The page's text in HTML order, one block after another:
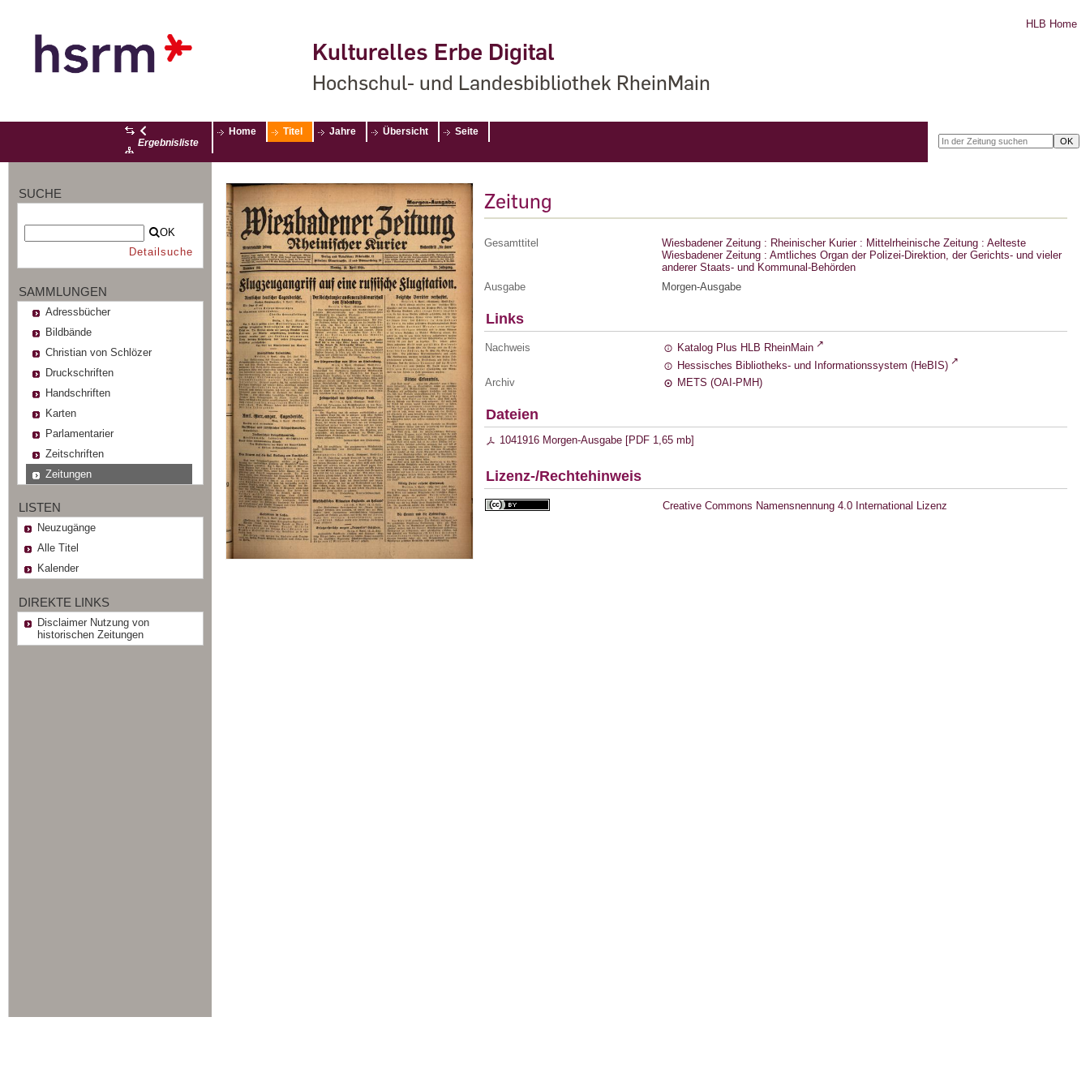
Kulturelles Erbe Digital
Hochschul- und Landesbibliothek RheinMain
HLB Home
Ergebnisliste
Home Titel Jahre Übersicht Seite
SUCHE
OK
Detailsuche
SAMMLUNGEN
Adressbücher
Bildbände
Christian von Schlözer
Druckschriften
Handschriften
Karten
Parlamentarier
Zeitschriften
Zeitungen
LISTEN
Neuzugänge
Alle Titel
Kalender
DIREKTE LINKS
Disclaimer Nutzung von
historischen Zeitungen
Zeitung
Gesamttitel
Wiesbadener Zeitung : Rheinischer Kurier : Mittelrheinische Zeitung : Aelteste
Wiesbadener Zeitung : Amtliches Organ der Polizei-Direktion, der Gerichts- und vieler
anderer Staats- und Kommunal-Behörden
Ausgabe
Morgen-Ausgabe
Links
Nachweis
Katalog Plus HLB RheinMain
Hessisches Bibliotheks- und Informationssystem (HeBIS)
Archiv
METS (OAI-PMH)
Dateien
1041916 Morgen-Ausgabe [PDF 1,65 mb]
Lizenz-/Rechtehinweis
Creative Commons Namensnennung 4.0 International Lizenz